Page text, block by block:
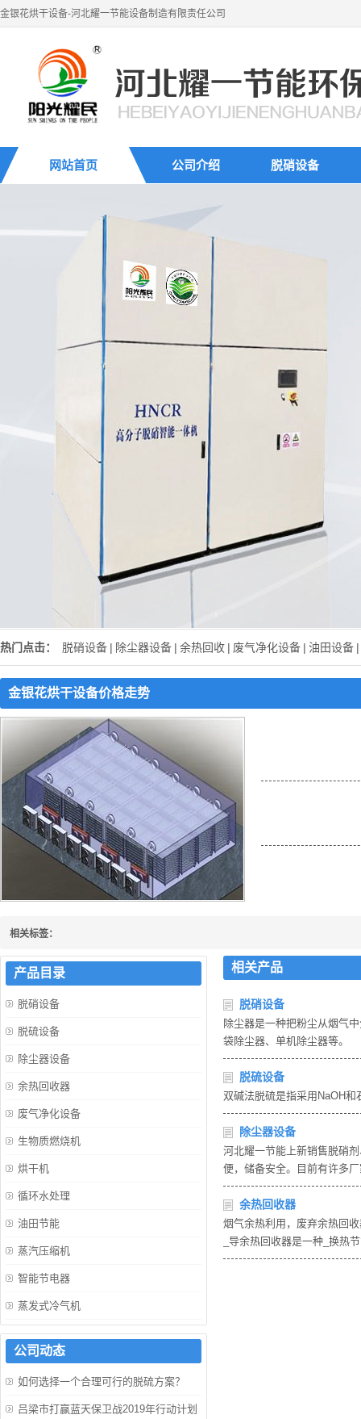
金银花烘干设备-河北耀一节能设备制造有限责任公司
网站首页 公司介绍 脱硝设备
热门点击： 脱硝设备 | 除尘器设备 | 余热回收 | 废气净化设备 | 油田设备 |
金银花烘干设备价格走势
相关标签：
相关产品
脱硝设备
除尘器是一种把粉尘从烟气
袋除尘器、单机除尘器等。
脱硫设备
双碱法脱硫是指采用NaOH
除尘器设备
河北耀一节能上新销售脱硝
便，储备安全。目前有许多
余热回收器
烟气余热利用，废弃余热回
_导余热回收器是一种_换热
产品目录
脱硝设备
脱硫设备
除尘器设备
余热回收器
废气净化设备
生物质燃烧机
烘干机
循环水处理
油田节能
蒸汽压缩机
智能节电器
蒸发式冷气机
公司动态
如何选择一个合理可行的脱硫方案？
吕梁市打赢蓝天保卫战2019年行动计划